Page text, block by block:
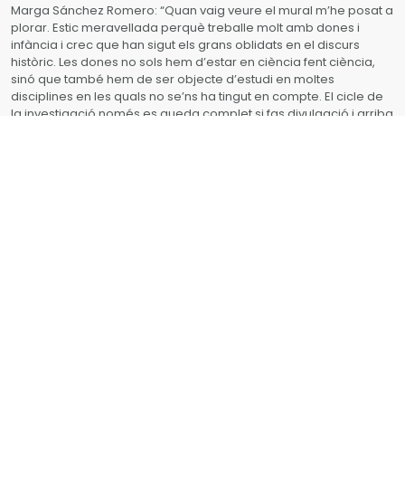
Marga Sánchez Romero: “Quan vaig veure el mural m’he posat a
plorar. Estic meravellada perquè treballe molt amb dones i
infància i crec que han sigut els grans oblidats en el discurs
històric. Les dones no sols hem d’estar en ciència fent ciència,
sinó que també hem de ser objecte d’estudi en moltes
disciplines en les quals no se’ns ha tingut en compte. El cicle de
la investigació només es queda complet si fas divulgació i arriba